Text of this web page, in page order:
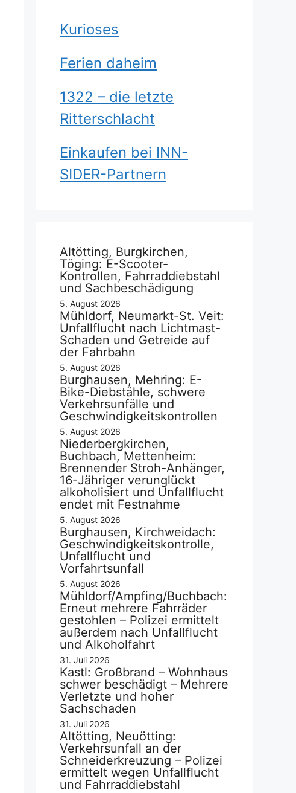
Kurioses
Ferien daheim
1322 – die letzte
Ritterschlacht
Einkaufen bei INN-
SIDER-Partnern
Altötting, Burgkirchen,
Töging: E-Scooter-
Kontrollen, Fahrraddiebstahl
und Sachbeschädigung
5. August 2026
Mühldorf, Neumarkt-St. Veit:
Unfallflucht nach Lichtmast-
Schaden und Getreide auf
der Fahrbahn
5. August 2026
Burghausen, Mehring: E-
Bike-Diebstähle, schwere
Verkehrsunfälle und
Geschwindigkeitskontrollen
5. August 2026
Niederbergkirchen,
Buchbach, Mettenheim:
Brennender Stroh-Anhänger,
16-Jähriger verunglückt
alkoholisiert und Unfallflucht
endet mit Festnahme
5. August 2026
Burghausen, Kirchweidach:
Geschwindigkeitskontrolle,
Unfallflucht und
Vorfahrtsunfall
5. August 2026
Mühldorf/Ampfing/Buchbach:
Erneut mehrere Fahrräder
gestohlen – Polizei ermittelt
außerdem nach Unfallflucht
und Alkoholfahrt
31. Juli 2026
Kastl: Großbrand – Wohnhaus
schwer beschädigt – Mehrere
Verletzte und hoher
Sachschaden
31. Juli 2026
Altötting, Neuötting:
Verkehrsunfall an der
Schneiderkreuzung – Polizei
ermittelt wegen Unfallflucht
und Fahrraddiebstahl